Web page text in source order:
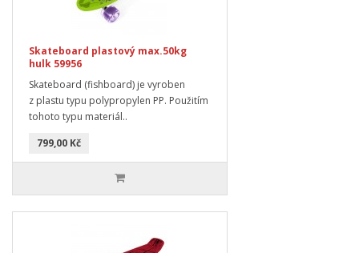
Skateboard plastový max.50kg
hulk 59956
Skateboard (fishboard) je vyroben
z plastu typu polypropylen PP. Použitím
tohoto typu materiál..
799,00 Kč